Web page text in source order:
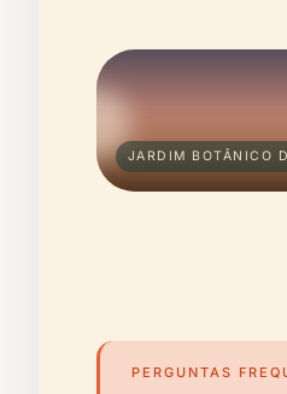
JARDIM BOTÂNICO
PERGUNTAS